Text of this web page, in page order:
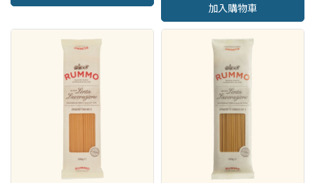
加入購物車